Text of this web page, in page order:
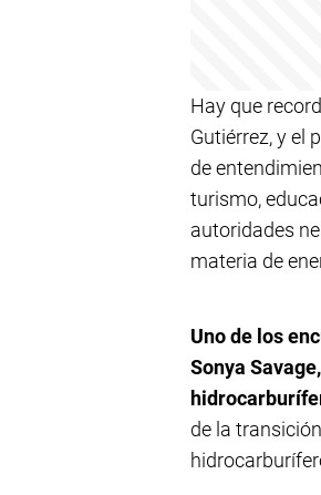
Hay que
Gutiérrez, y el
de
turismo,
autoridades
materia de
Uno de los
Sonya
de la